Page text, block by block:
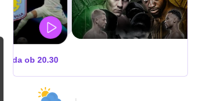
ZUFFA BOXING 10
V živo na VOYO: sobota ob